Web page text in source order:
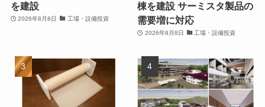
を建設
2026年8月8日 工場・設備投資
棟を建設 サーミスタ製品の
需要増に対応
2026年8月8日 工場・設備投資